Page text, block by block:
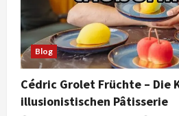
Blog
Cédric Grolet Früchte – Die
illusionistischen Pâtisserie